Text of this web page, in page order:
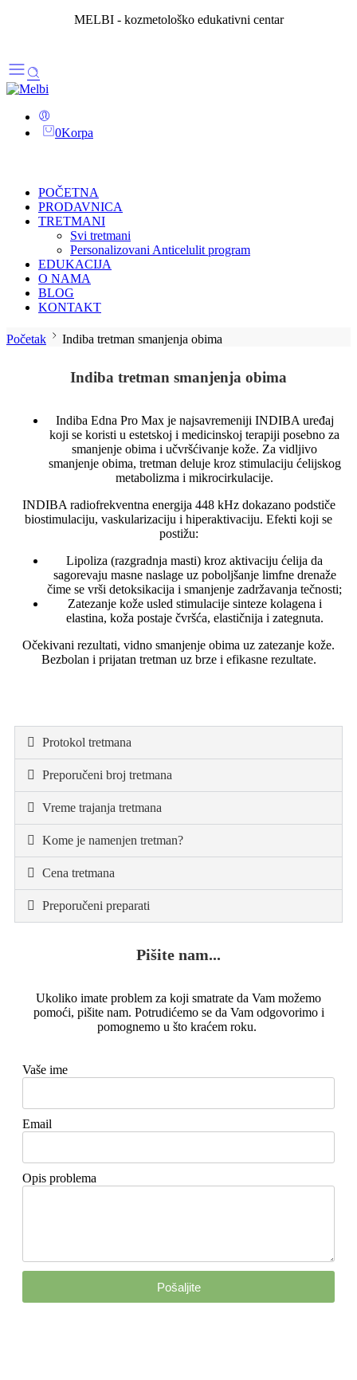
MELBI - kozmetološko edukativni centar
0Korpa
POČETNA
PRODAVNICA
TRETMANI
Svi tretmani
Personalizovani Anticelulit program
EDUKACIJA
O NAMA
BLOG
KONTAKT
Početak Indiba tretman smanjenja obima
Indiba tretman smanjenja obima
Indiba Edna Pro Max je najsavremeniji INDIBA uređaj
koji se koristi u estetskoj i medicinskoj terapiji posebno za
smanjenje obima i učvršćivanje kože. Za vidljivo
smanjenje obima, tretman deluje kroz stimulaciju ćelijskog
metabolizma i mikrocirkulacije.
INDIBA radiofrekventna energija 448 kHz dokazano podstiče
biostimulaciju, vaskularizaciju i hiperaktivaciju. Efekti koji se
postižu:
Lipoliza (razgradnja masti) kroz aktivaciju ćelija da
sagorevaju masne naslage uz poboljšanje limfne drenaže
čime se vrši detoksikacija i smanjenje zadržavanja tečnosti;
Zatezanje kože usled stimulacije sinteze kolagena i
elastina, koža postaje čvršća, elastičnija i zategnuta.
Očekivani rezultati, vidno smanjenje obima uz zatezanje kože.
Bezbolan i prijatan tretman uz brze i efikasne rezultate.
Protokol tretmana
Preporučeni broj tretmana
Vreme trajanja tretmana
Kome je namenjen tretman?
Cena tretmana
Preporučeni preparati
Pišite nam...
Ukoliko imate problem za koji smatrate da Vam možemo
pomoći, pišite nam. Potrudićemo se da Vam odgovorimo i
pomognemo u što kraćem roku.
Vaše ime
Email
Opis problema
Pošaljite